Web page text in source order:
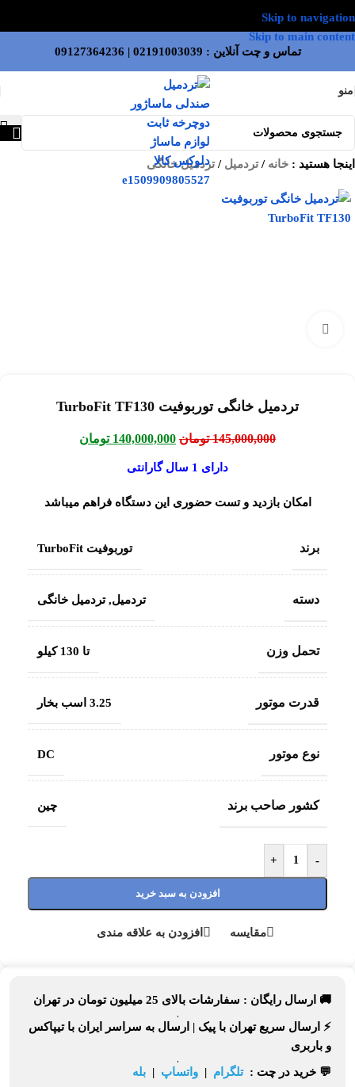
Skip to navigation
Skip to main content
تماس و چت آنلاین : 02191003039
|
09127364236
منو
اینجا هستید : خانه /تردمیل /تردمیل خانگی
تردمیل خانگی توربوفیت TurboFit TF130
145,000,000 تومان 140,000,000 تومان
دارای 1 سال گارانتی
امکان بازدید و تست حضوری این دستگاه فراهم میباشد
برند توربوفیت TurboFit
دسته تردمیل,تردمیل خانگی
تحمل وزن تا 130 کیلو
قدرت موتور 3.25 اسب بخار
نوع موتور DC
کشور صاحب برند چین
-
+
افزودن به سبد خرید
مقایسه افزودن به علاقه مندی
🚚 ارسال رایگان : سفارشات بالای 25 میلیون تومان در تهران
⚡ ارسال سریع تهران با پیک | ارسال به سراسر ایران با تیپاکس
و باربری
💬 خرید در چت :تلگرام | واتساپ | بله